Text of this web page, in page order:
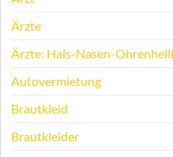
Ärzte
Ärzte: Hals-Nasen-
Autovermietung
Brautkleid
Brautkleider